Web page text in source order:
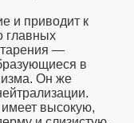
и приводит к
главных
—
в
Он же
высокую,